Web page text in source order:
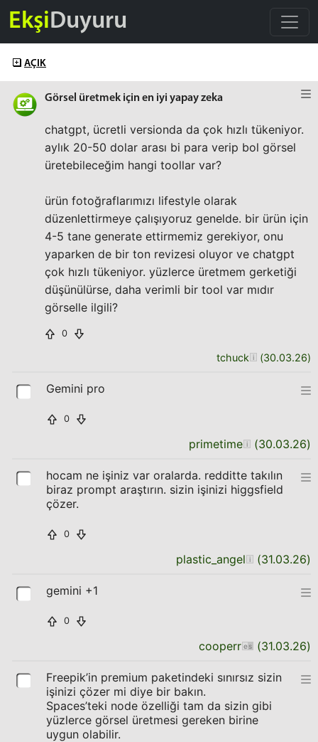
EkşiDuyuru
AÇIK
Görsel üretmek için en iyi yapay zeka
chatgpt, ücretli versionda da çok hızlı tükeniyor.
aylık 20-50 dolar arası bi para verip bol görsel
üretebileceğim hangi toollar var?
ürün fotoğraflarımızı lifestyle olarak
düzenlettirmeye çalışıyoruz genelde. bir ürün için
4-5 tane generate ettirmemiz gerekiyor, onu
yaparken de bir ton revizesi oluyor ve chatgpt
çok hızlı tükeniyor. yüzlerce üretmem gerketiği
düşünülürse, daha verimli bir tool var mıdır
görselle ilgili?
0
tchuck (30.03.26)
Gemini pro
0
primetime (30.03.26)
hocam ne işiniz var oralarda. redditte takılın
biraz prompt araştırın. sizin işinizi higgsfield
çözer.
0
plastic_angel (31.03.26)
gemini +1
0
cooperr (31.03.26)
Freepik’in premium paketindeki sınırsız sizin
işinizi çözer mi diye bir bakın.
Spaces’teki node özelliği tam da sizin gibi
yüzlerce görsel üretmesi gereken birine
uygun olabilir.